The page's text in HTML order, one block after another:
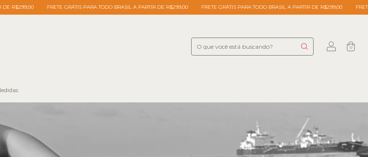
BRASIL A PARTIR DE R$299,00 FRETE GRÁTIS PARA TODO BRASIL A PARTIR DE R$299,00 FRETE GRÁTIS PARA TODO BRASIL A PARTIR DE
0